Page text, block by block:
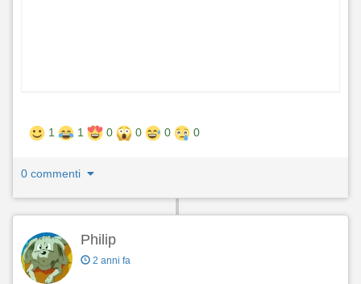
1 1 0 0 0 0
0 commenti
Philip
2 anni fa